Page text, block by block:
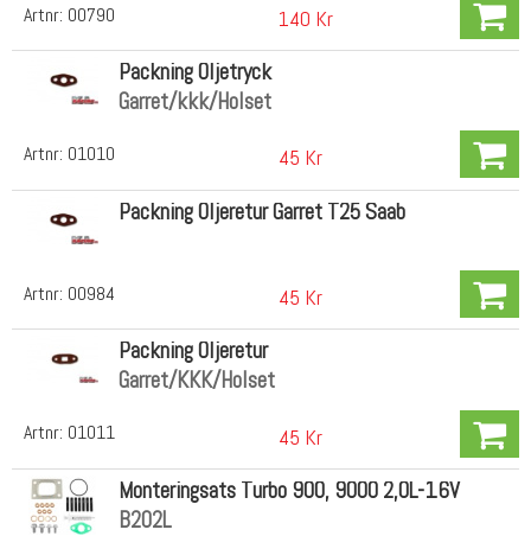
Artnr: 00790 140 Kr
Artnr: 01010
Packning Oljetryck
Garret/kkk/Holset
45 Kr
Artnr: 00984
Packning Oljeretur Garret T25 Saab
45 Kr
Artnr: 01011
Packning Oljeretur
Garret/KKK/Holset
45 Kr
Monteringsats Turbo 900, 9000 2,0L-16V
B202L